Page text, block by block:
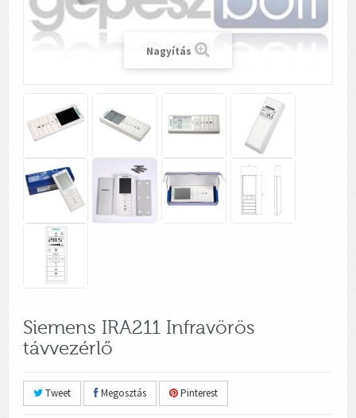
Nagyítás
Siemens IRA211 Infravörös
távvezérlő
Tweet Megosztás Pinterest